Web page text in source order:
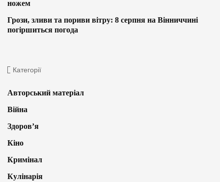
ножем
Грози, зливи та пориви вітру: 8 серпня на Вінниччині
погіршиться погода
Категорії
Авторський матеріал
Війна
Здоров’я
Кіно
Кримінал
Кулінарія